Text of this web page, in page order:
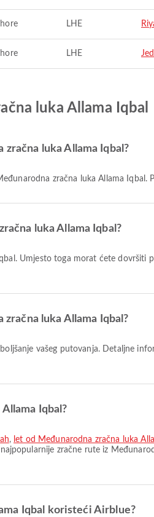
LHE
LHE
luka Allama Iqbal
luka Allama Iqbal?
zračna luka Allama Iqbal.
luka Allama Iqbal?
luka Allama Iqbal?
Iqbal?
, let od Međunarodna zračna luka
zračne rute iz
Iqbal koristeći Airblue?